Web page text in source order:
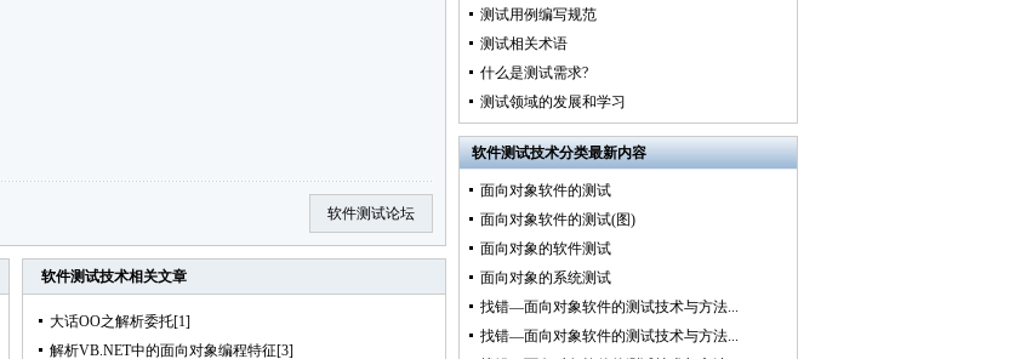
软件测试论坛
软件测试技术相关文章
大话OO之解析委托[1]
解析VB.NET中的面向对象编程特征[3]
测试用例编写规范
测试相关术语
什么是测试需求?
测试领域的发展和学习
软件测试技术分类最新内容
面向对象软件的测试
面向对象软件的测试(图)
面向对象的软件测试
面向对象的系统测试
找错―面向对象软件的测试技术与方法...
找错―面向对象软件的测试技术与方法...